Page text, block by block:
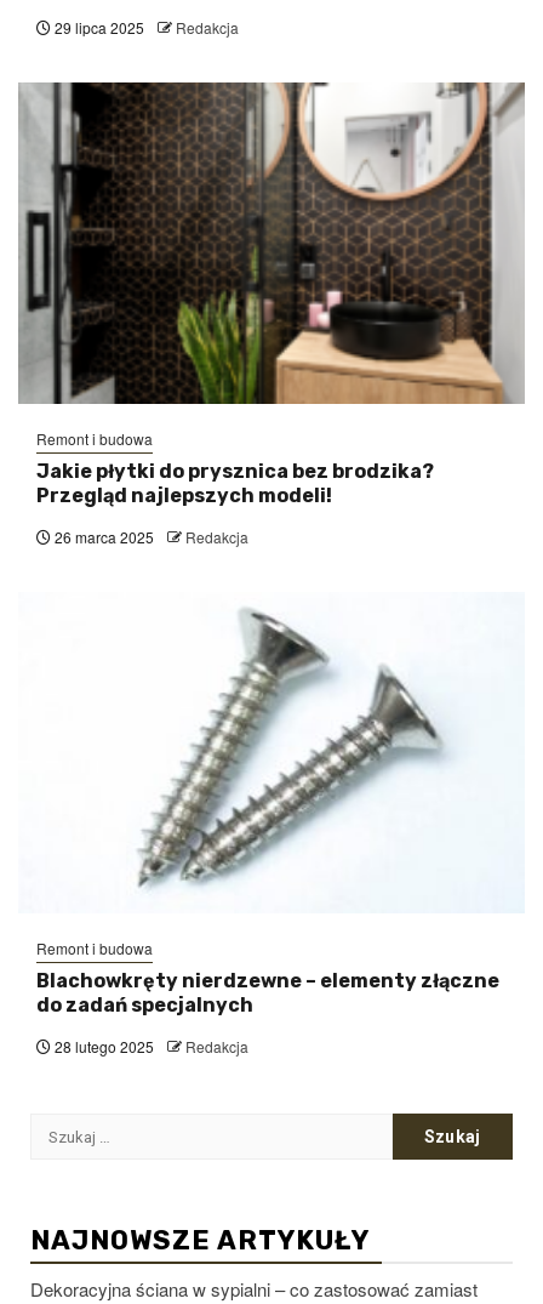
29 lipca 2025 Redakcja
Remont i budowa
Jakie płytki do prysznica bez brodzika?
Przegląd najlepszych modeli!
26 marca 2025 Redakcja
Remont i budowa
Blachowkręty nierdzewne – elementy złączne
do zadań specjalnych
28 lutego 2025 Redakcja
Szukaj:
NAJNOWSZE ARTYKUŁY
Dekoracyjna ściana w sypialni – co zastosować zamiast